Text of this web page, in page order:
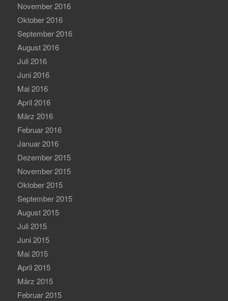
November 2016
Oktober 2016
September 2016
August 2016
Juli 2016
Juni 2016
Mai 2016
April 2016
März 2016
Februar 2016
Januar 2016
Dezember 2015
November 2015
Oktober 2015
September 2015
August 2015
Juli 2015
Juni 2015
Mai 2015
April 2015
März 2015
Februar 2015